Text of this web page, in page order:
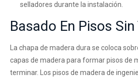
selladores durante la instalación.
Basado En Pisos
La chapa de madera dura se coloca
capas de madera para formar pisos de
terminar. Los pisos de madera de